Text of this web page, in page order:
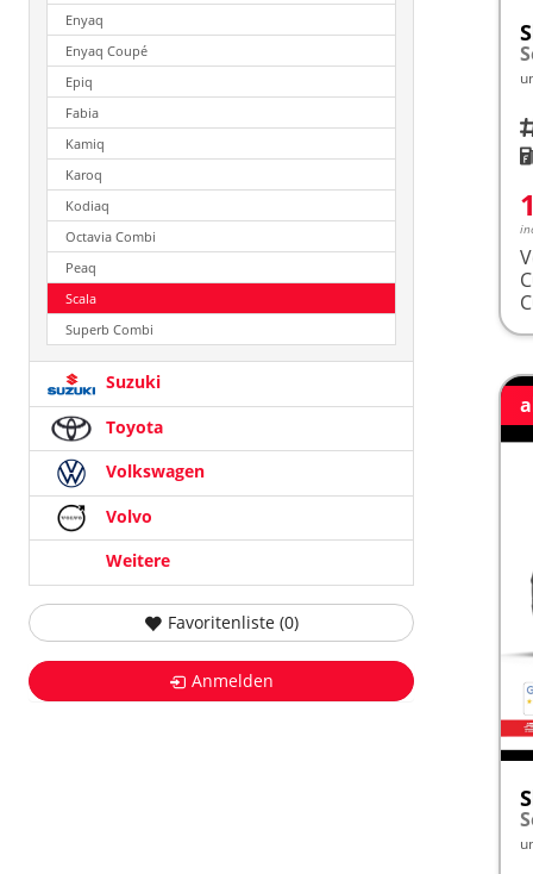
Enyaq
Enyaq Coupé
Epiq
Fabia
Kamiq
Karoq
Kodiaq
Octavia Combi
Peaq
Scala
Superb Combi
Suzuki
Toyota
Volkswagen
Volvo
Weitere
Favoritenliste (0)
Anmelden